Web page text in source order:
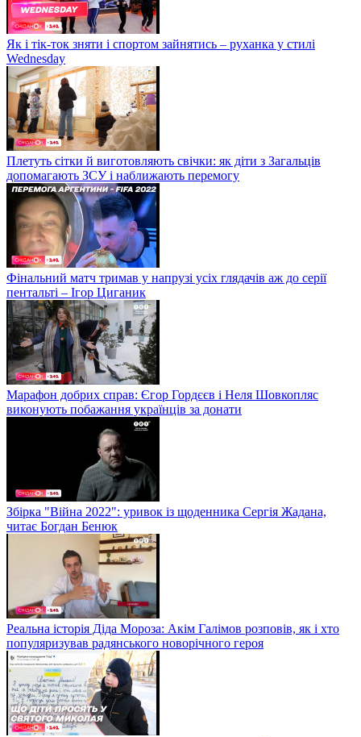
Як і тік-ток зняти і спортом зайнятись – руханка у стилі
Wednesday
Плетуть сітки й виготовляють свічки: як діти з Загальців
допомагають ЗСУ і наближають перемогу
Фінальний матч тримав у напрузі усіх глядачів аж до серії
пентальті – Ігор Циганик
Марафон добрих справ: Єгор Гордєєв і Неля Шовкопляс
виконують побажання українців за донати
Збірка "Війна 2022": уривок із щоденника Сергія Жадана,
читає Богдан Бенюк
Реальна історія Діда Мороза: Акім Галімов розповів, як і хто
популяризував радянського новорічного героя